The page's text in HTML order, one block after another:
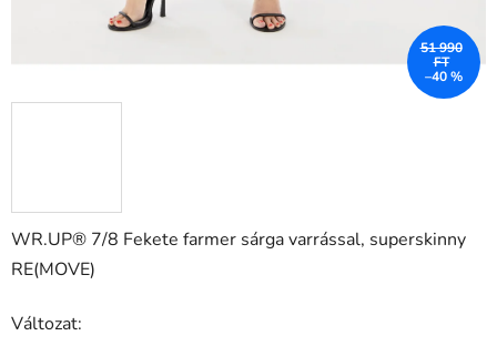
WR.UP® 7/8 Fekete farmer sárga varrással, superskinny
RE(MOVE)
Változat:
51 990
FT
–40 %